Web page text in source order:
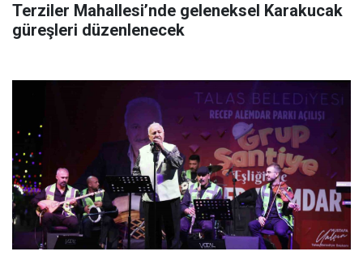
Terziler Mahallesi’nde geleneksel Karakucak
güreşleri düzenlenecek